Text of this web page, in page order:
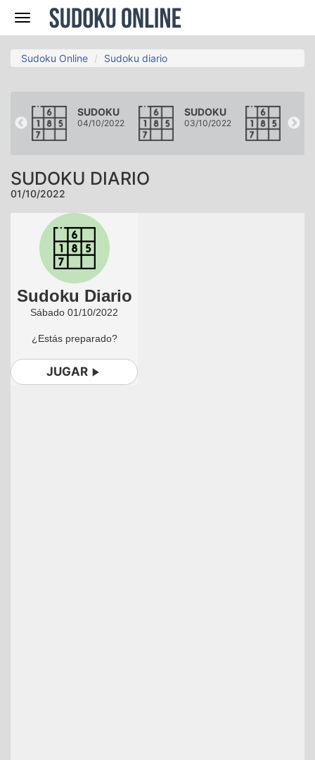
Navegación
Sudoku Online Sudoku diario
SUDOKU
04/10/2022
SUDOKU
03/10/2022 02/
SUDOKU DIARIO
01/10/2022
Sudoku Diario
Sábado 01/10/2022
¿Estás preparado?
JUGAR